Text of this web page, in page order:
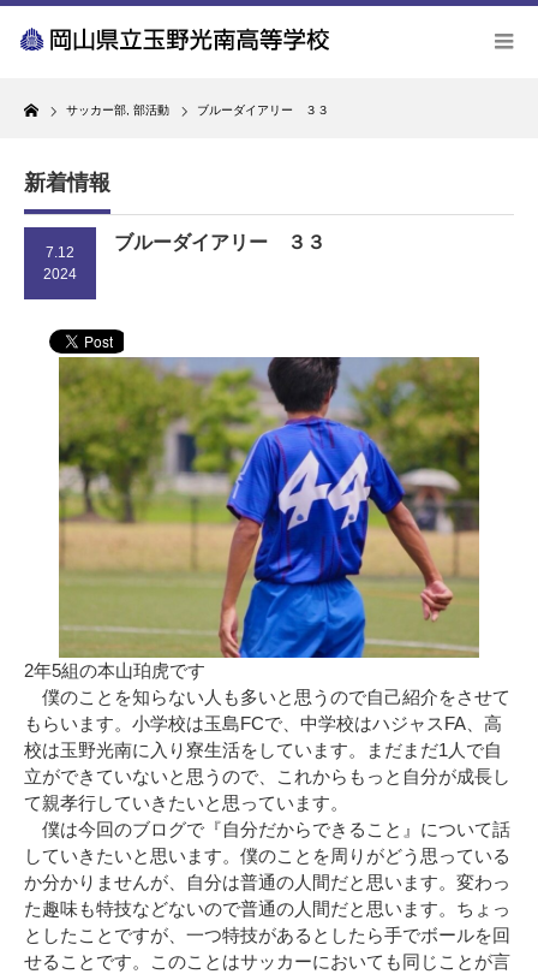
Home
サッカー部 部活動 ブルーダイアリー ３３
新着情報
7.12
2024
ブルーダイアリー ３３
2年5組の本山珀虎です
僕のことを知らない人も多いと思うので自己紹介をさせて
もらいます。小学校は玉島FCで、中学校はハジャスFA、高
校は玉野光南に入り寮生活をしています。まだまだ1人で自
立ができていないと思うので、これからもっと自分が成長し
て親孝行していきたいと思っています。
僕は今回のブログで『自分だからできること』について話
していきたいと思います。僕のことを周りがどう思っている
か分かりませんが、自分は普通の人間だと思います。変わっ
た趣味も特技などないので普通の人間だと思います。ちょっ
としたことですが、一つ特技があるとしたら手でボールを回
せることです。このことはサッカーにおいても同じことが言